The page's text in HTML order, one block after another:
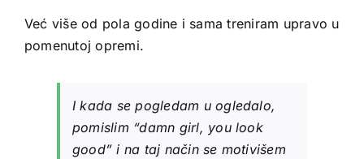
Već više od pola godine i sama treniram upravo u
pomenutoj opremi.
I kada se pogledam u ogledalo,
pomislim “damn girl, you look
good” i na taj način se motivišem